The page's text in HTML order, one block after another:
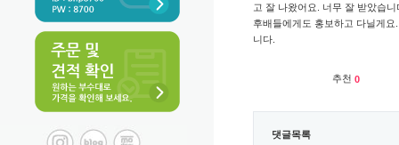
고 잘 나왔어요. 너무 잘 받았습니
후배들에게도 홍보하고 다닐게요
니다.
추천 0
댓글목록